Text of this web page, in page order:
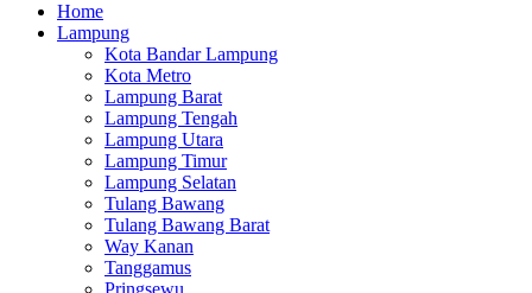
Home
Lampung
Kota Bandar Lampung
Kota Metro
Lampung Barat
Lampung Tengah
Lampung Utara
Lampung Timur
Lampung Selatan
Tulang Bawang
Tulang Bawang Barat
Way Kanan
Tanggamus
Pringsewu